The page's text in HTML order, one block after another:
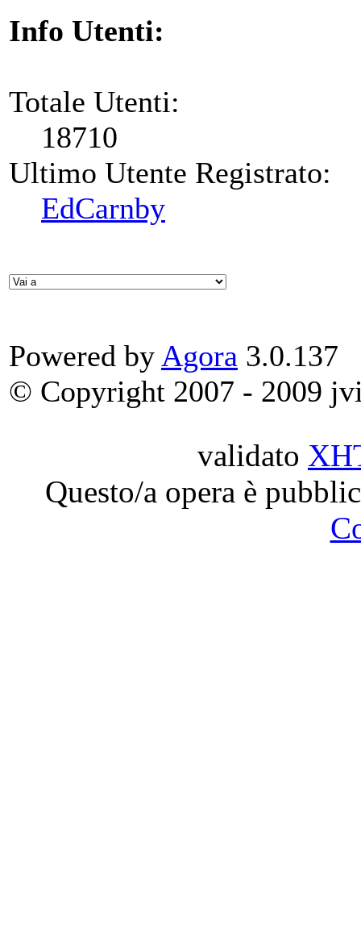
Info Utenti:
Totale Utenti:
18710
Ultimo Utente Registrato:
EdCarnby
Powered by Agora 3.0.137
© Copyright 2007 - 2009
validato
Questo/a opera è